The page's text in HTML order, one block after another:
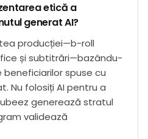
etică a
generat AI?
producției—b-roll
și subtitrări—bazându-
spuse cu
Nu folosiți AI pentru a
generează stratul
validează